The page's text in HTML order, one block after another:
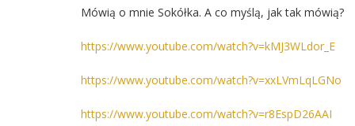
Mówią o mnie Sokółka. A co myślą, jak tak mówią?
https://www.youtube.com/watch?v=kMJ3WLdor_E
https://www.youtube.com/watch?v=xxLVmLqLGNo
https://www.youtube.com/watch?v=r8EspD26AAI